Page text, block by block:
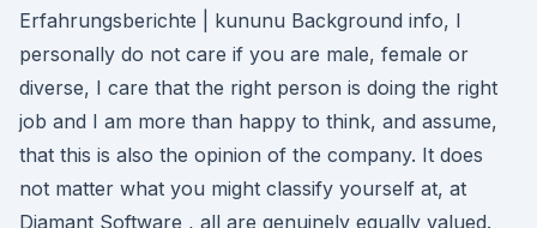
Erfahrungsberichte | kununu Background info, I
personally do not care if you are male, female or
diverse, I care that the right person is doing the right
job and I am more than happy to think, and assume,
that this is also the opinion of the company. It does
not matter what you might classify yourself at, at
Diamant Software , all are genuinely equally valued.